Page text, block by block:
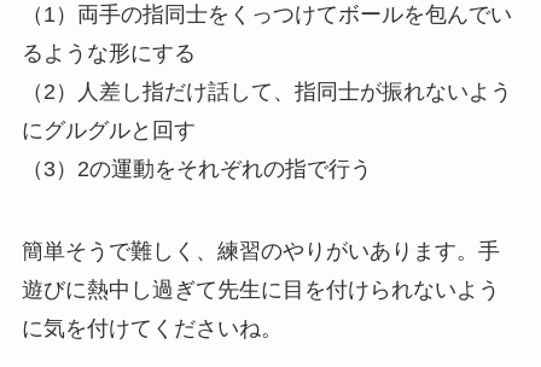
（1）両手の指同士をくっつけてボールを包んでい
るような形にする
（2）人差し指だけ話して、指同士が振れないよう
にグルグルと回す
（3）2の運動をそれぞれの指で行う
簡単そうで難しく、練習のやりがいあります。手
遊びに熱中し過ぎて先生に目を付けられないよう
に気を付けてくださいね。